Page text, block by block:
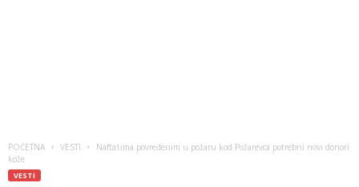
POČETNA VESTI
Naftašima povređenim u požaru kod Požarevca potrebni novi donori
kože
VESTI